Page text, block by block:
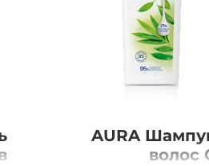
AURA
волос